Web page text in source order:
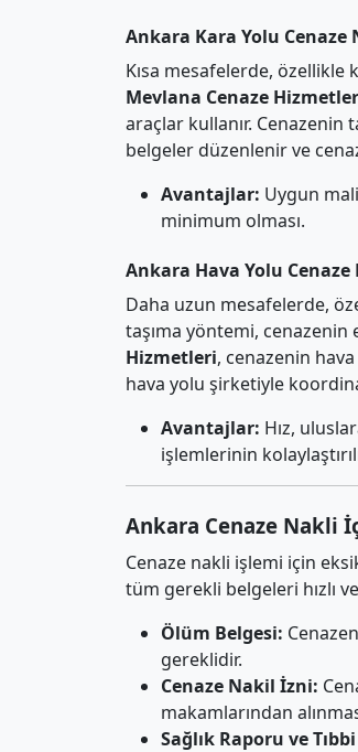
Ankara Kara Yolu Cenaze
Kısa mesafelerde,
Mevlana Cenaze
araçlar kullanır.
belgeler düzenlenir ve
Avantajlar: Uygun
minimum olması.
Ankara Hava Yolu Cenaze
Daha uzun mesafelerde,
taşıma yöntemi, cenazenin
Hizmetleri, cenazenin
hava yolu şirketiyle
Avantajlar: Hız,
işlemlerinin
Ankara Cenaze Nakli
Cenaze nakli işlemi için
tüm gerekli belgeleri hızlı
Ölüm Belgesi:
gereklidir.
Cenaze Nakil İzni:
makamlarından
Sağlık Raporu ve